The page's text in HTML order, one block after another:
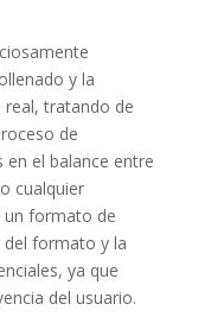
y la
tratando de
de
el balance entre
cualquier
un formato de
formato y la
ya que
del usuario.